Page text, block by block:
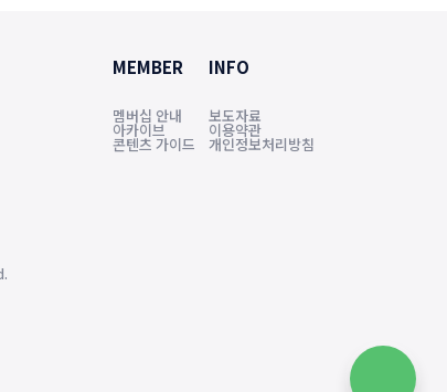
MEMBER
멤버십 안내
아카이브
콘텐츠 가이드
INFO
보도자료
이용약관
개인정보처리방침